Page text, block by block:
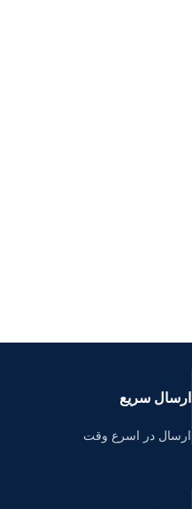
ارسال سریع
ارسال در اسرع وقت